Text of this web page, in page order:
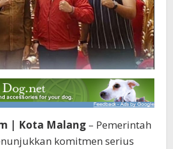
| Kota Malang – Pemerintah
komitmen serius